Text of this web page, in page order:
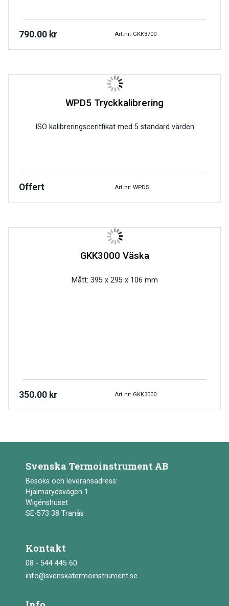
790.00 kr Art.nr: GKK3700
WPD5 Tryckkalibrering
ISO kalibreringsceritfikat med 5 standard värden
Offert Art.nr: WPD5
GKK3000 Väska
Mått: 395 x 295 x 106 mm
350.00 kr Art.nr: GKK3000
Svenska Termoinstrument AB
Besöks och leveransadress:
Hjälmarydsvägen 1
Wigénshuset
SE-573 38 Tranås
Kontakt
08 - 544 445 60
info@svenskatermoinstrument.se